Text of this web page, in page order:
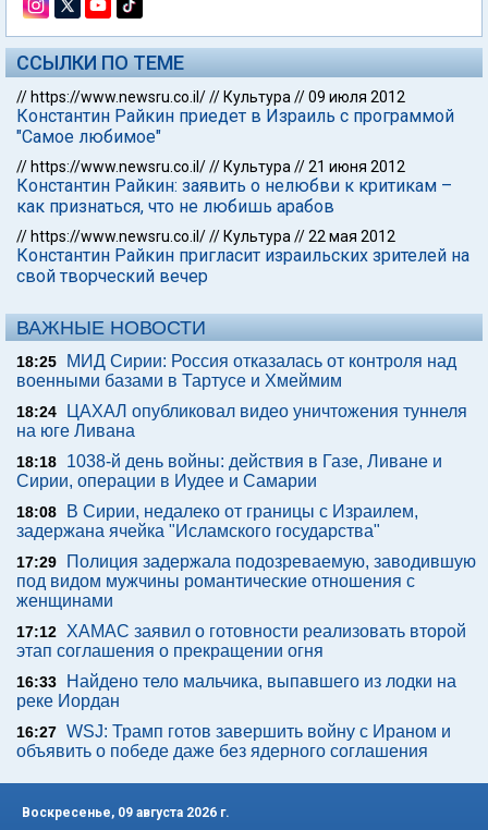
ССЫЛКИ ПО ТЕМЕ
// https://www.newsru.co.il/// Культура //09 июля 2012
Константин Райкин приедет в Израиль с программой
"Самое любимое"
// https://www.newsru.co.il/// Культура //21 июня 2012
Константин Райкин: заявить о нелюбви к критикам –
как признаться, что не любишь арабов
// https://www.newsru.co.il/// Культура //22 мая 2012
Константин Райкин пригласит израильских зрителей на
свой творческий вечер
ВАЖНЫЕ НОВОСТИ
18:25
МИД Сирии: Россия отказалась от контроля над
военными базами в Тартусе и Хмеймим
18:24
ЦАХАЛ опубликовал видео уничтожения туннеля
на юге Ливана
18:18
1038-й день войны: действия в Газе, Ливане и
Сирии, операции в Иудее и Самарии
18:08
В Сирии, недалеко от границы с Израилем,
задержана ячейка "Исламского государства"
17:29
Полиция задержала подозреваемую, заводившую
под видом мужчины романтические отношения с
женщинами
17:12
ХАМАС заявил о готовности реализовать второй
этап соглашения о прекращении огня
16:33
Найдено тело мальчика, выпавшего из лодки на
реке Иордан
16:27 WSJ: Трамп готов завершить войну с Ираном и
объявить о победе даже без ядерного соглашения
Воскресенье, 09 августа 2026 г.